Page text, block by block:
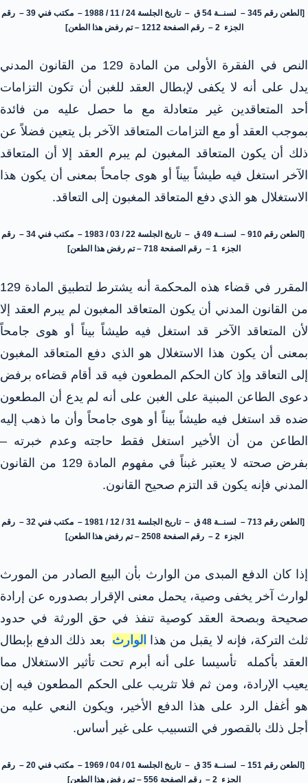
[الطعن رقم 345 – لسنــة 54 ق – تاريخ الجلسة 24 / 11 / 1988 – مكتب فني 39 – رقم
الجزء 2 – رقم الصفحة 1212 – تم رفض هذا الطعن]
النص في الفقرة الأولى من المادة 129 من القانون المدني
يدل على أنه لا يكفى لإبطال العقد للغبن أن تكون التزامات
أحد المتعاقدين غير متعادلة مع ما حصل عليه من فائدة
بموجب العقد أو مع التزامات المتعاقد الآخر بل يتعين فضلاً عن
ذلك أن يكون المتعاقد المغبون لم يبرم العقد إلا أن المتعاقد
الآخر استغل فيه طيشاً بيناً أو هوى جامحاً بمعنى أن يكون هذا
الاستغلال هو الذي دفع المتعاقد المغبون إلى التعاقد.
[الطعن رقم 910 – لسنــة 49 ق – تاريخ الجلسة 22 / 03 / 1983 – مكتب فني 34 – رقم
الجزء 1 – رقم الصفحة 718 – تم رفض هذا الطعن]
المقرر في قضاء هذه المحكمة أنه يشترط لتطبيق المادة 129
من القانون المدني أن يكون المتعاقد المغبون لم يبرم العقد إلا
لأن المتعاقد الآخر قد استغل فيه طيشاً بيناً أو هوى جامحاً
بمعنى أن يكون هذا الاستغلال هو الذي دفع المتعاقد المغبون
إلى التعاقد وإذ كان الحكم المطعون فيه قد أقام قضاءه برفض
دعوى الطاعن المبنية على الغبن على أنه لم يدع أن المطعون
ضده قد استغل فيه طيشاً بيناً أو هوى جامحاً وأن ما ذهب إليه
الطاعن من أن الأخير استغل فقط حاجته وعدم خبرته –
بفرض صحته لا يعتبر غبناً في مفهوم المادة 129 من القانون
المدني فإنه يكون قد التزم صحيح القانون.
[الطعن رقم 713 – لسنــة 48 ق – تاريخ الجلسة 31 / 12 / 1981 – مكتب فني 32 – رقم
الجزء 2 – رقم الصفحة 2508 – تم رفض هذا الطعن]
إذا كان الدفع المبدى من الوارث بأن البيع الصادر من المورث
لوارث آخر يخفى وصية، يحمل معنى الإقرار بصدوره عن إرادة
صحيحة وبصحة العقد كوصية تنفذ في حق الورثة في حدود
ثلث التركة، فإنه لا يقبل من هذا الوارث بعد ذلك الدفع بإبطال
العقد بأكمله
تأسيسا على أنه أبرم تحت تأثير الاستغلال مما
يعيب الإرادة، ومن ثم فلا تثريب على الحكم المطعون فيه إن
هو أغفل الرد على هذا الدفع الأخير، ويكون النعي عليه من
أجل ذلك بالقصور في التسبيب على غير أساس.
[الطعن رقم 151 – لسنــة 35 ق – تاريخ الجلسة 01 / 04 / 1969 – مكتب فني 20 – رقم
الجزء 2 – رقم الصفحة 556 – تم رفض هذا الطعن]